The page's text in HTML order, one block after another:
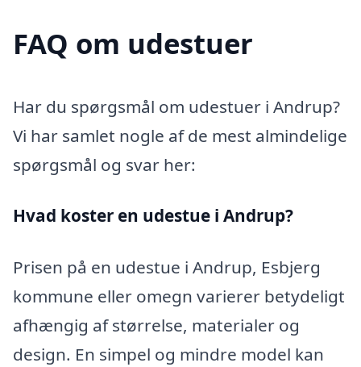
FAQ om udestuer
Har du spørgsmål om udestuer i Andrup?
Vi har samlet nogle af de mest almindelige
spørgsmål og svar her:
Hvad koster en udestue i Andrup?
Prisen på en udestue i Andrup, Esbjerg
kommune eller omegn varierer betydeligt
afhængig af størrelse, materialer og
design. En simpel og mindre model kan